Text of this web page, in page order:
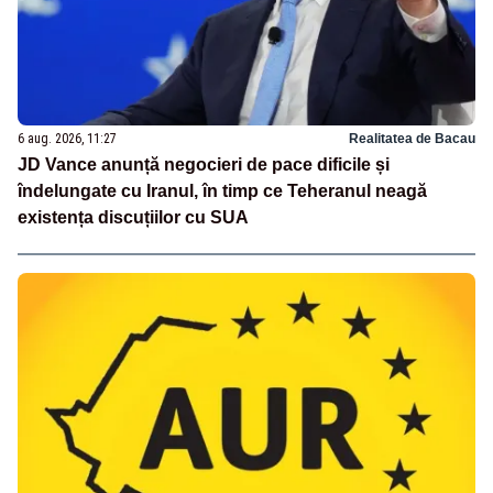
6 aug. 2026, 11:27 Realitatea de Bacau
JD Vance anunță negocieri de pace dificile și
îndelungate cu Iranul, în timp ce Teheranul neagă
existența discuțiilor cu SUA